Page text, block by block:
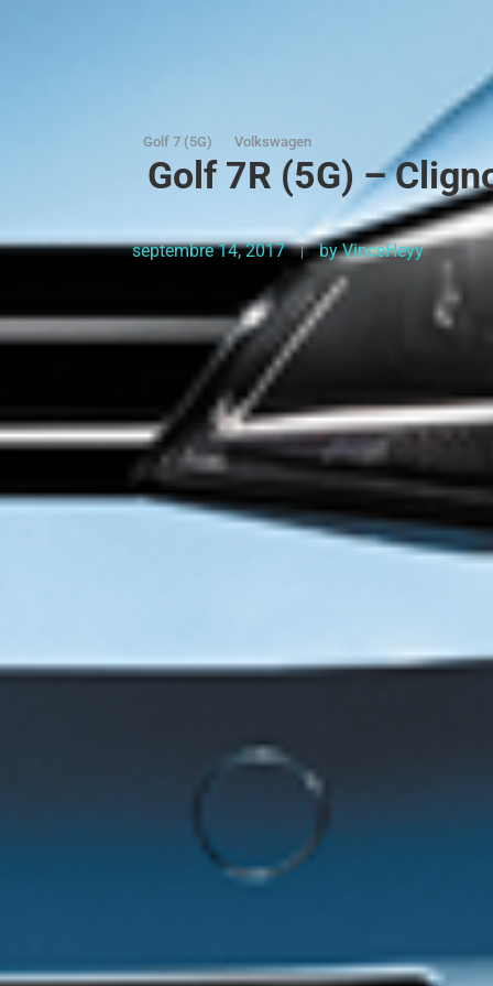
Golf 7 (5G) Volkswagen
Golf 7R (5G) –
septembre 14, 2017 byVinceHeyy